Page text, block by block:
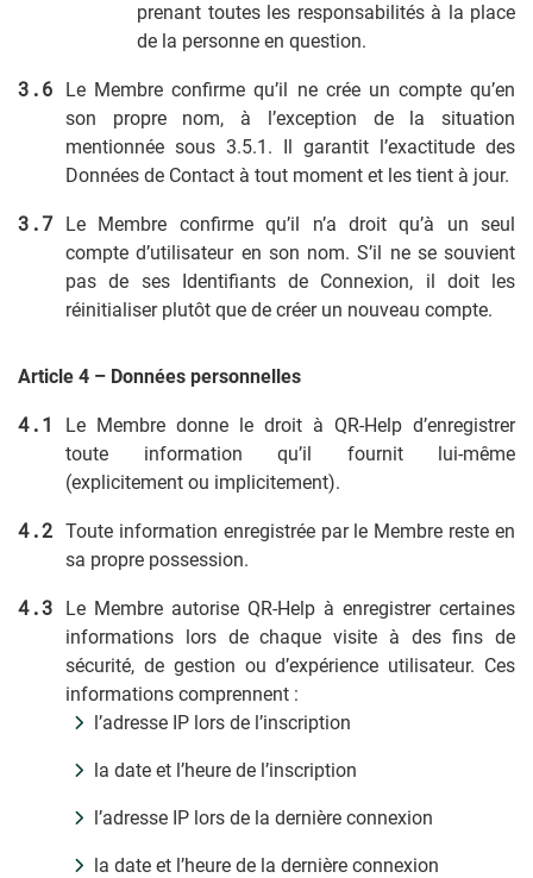
prenant toutes les responsabilités à la place
de la personne en question.
Le Membre confirme qu’il ne crée un compte qu’en
son propre nom, à l’exception de la situation
mentionnée sous 3.5.1. Il garantit l’exactitude des
Données de Contact à tout moment et les tient à jour.
Le Membre confirme qu’il n’a droit qu’à un seul
compte d’utilisateur en son nom. S’il ne se souvient
pas de ses Identifiants de Connexion, il doit les
réinitialiser plutôt que de créer un nouveau compte.
Article 4 – Données personnelles
Le Membre donne le droit à QR-Help d’enregistrer
toute information qu’il fournit lui-même
(explicitement ou implicitement).
Toute information enregistrée par le Membre reste en
sa propre possession.
Le Membre autorise QR-Help à enregistrer certaines
informations lors de chaque visite à des fins de
sécurité, de gestion ou d’expérience utilisateur. Ces
informations comprennent :
l’adresse IP lors de l’inscription
la date et l’heure de l’inscription
l’adresse IP lors de la dernière connexion
la date et l’heure de la dernière connexion